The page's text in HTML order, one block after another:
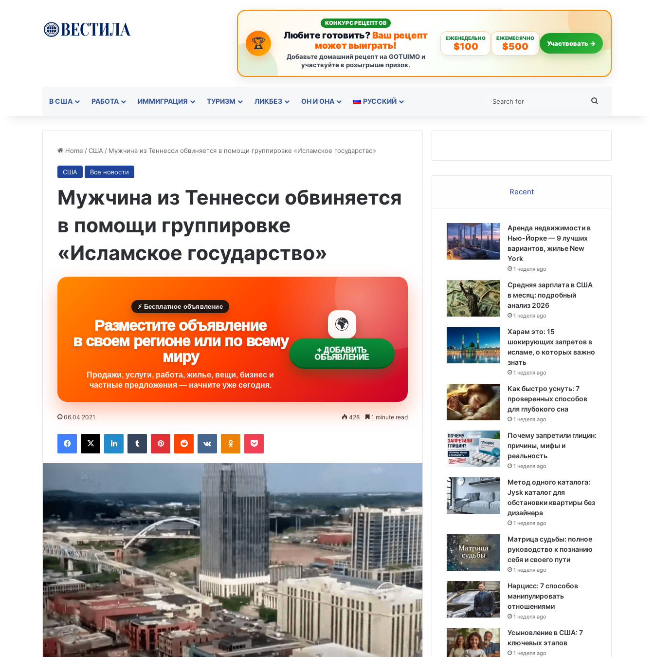
🏆
КОНКУРС РЕЦЕПТОВ
Любите готовить?Ваш рецепт
может выиграть!
Добавьте домашний рецепт на GOTUIMO и
участвуйте в розыгрыше призов.
ЕЖЕНЕДЕЛЬНО
$100
ЕЖЕМЕСЯЧНО
$500 Участвовать →
В США РАБОТА ИММИГРАЦИЯ ТУРИЗМ ЛИКБЕЗ ОН И ОНА РУССКИЙ
Home /США / Мужчина из Теннесси обвиняется в помощи группировке «Исламское государство»
США Все новости
Мужчина из Теннесси обвиняется
в помощи группировке
«Исламское государство»
⚡ Бесплатное объявление
Разместите объявление
в своем регионе или по всему
миру
Продажи, услуги, работа, жилье, вещи, бизнес и
частные предложения — начните уже сегодня.
🌍
+ ДОБАВИТЬ
ОБЪЯВЛЕНИЕ
06.04.2021 428 1 minute read
Recent
Аренда недвижимости в
Нью-Йорке — 9 лучших
вариантов, жилье New
York
1 неделя ago
Средняя зарплата в США
в месяц: подробный
анализ 2026
1 неделя ago
Харам это: 15
шокирующих запретов в
исламе, о которых важно
знать
1 неделя ago
Как быстро уснуть: 7
проверенных способов
для глубокого сна
1 неделя ago
Почему запретили глицин:
причины, мифы и
реальность
1 неделя ago
Метод одного каталога:
Jysk каталог для
обстановки квартиры без
дизайнера
1 неделя ago
Матрица судьбы: полное
руководство к познанию
себя и своего пути
1 неделя ago
Нарцисс: 7 способов
манипулировать
отношениями
1 неделя ago
Усыновление в США: 7
ключевых этапов
1 неделя ago